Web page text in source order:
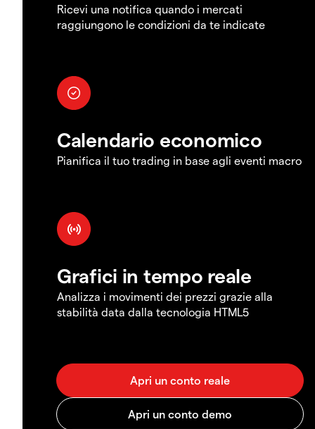
Ricevi una notifica quando i mercati
raggiungono le condizioni da te indicate
Calendario economico
Pianifica il tuo trading in base agli eventi macro
Grafici in tempo reale
Analizza i movimenti dei prezzi grazie alla
stabilità data dalla tecnologia HTML5